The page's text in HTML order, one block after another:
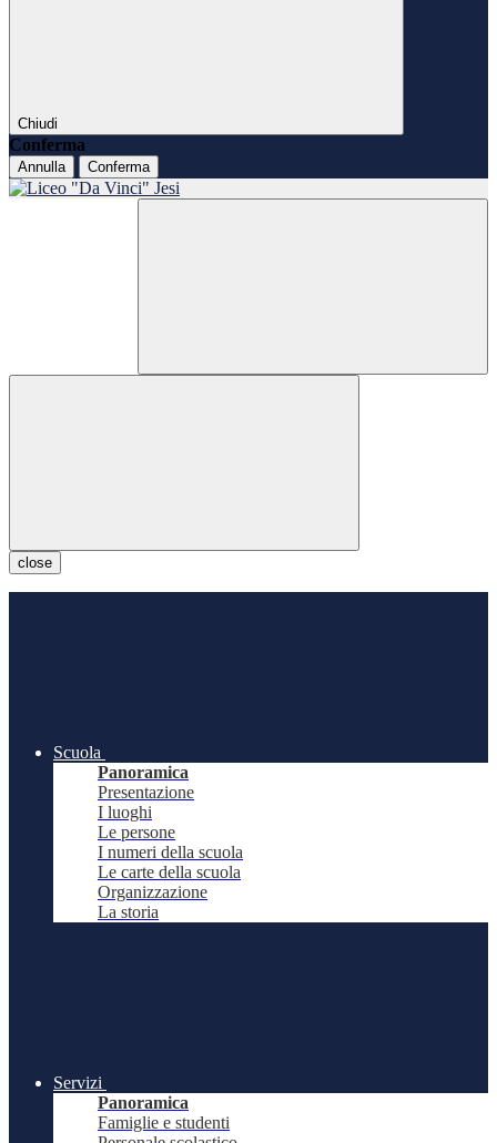
Chiudi
Conferma
Annulla Conferma
close
Scuola
Panoramica
Presentazione
I luoghi
Le persone
I numeri della scuola
Le carte della scuola
Organizzazione
La storia
Servizi
Panoramica
Famiglie e studenti